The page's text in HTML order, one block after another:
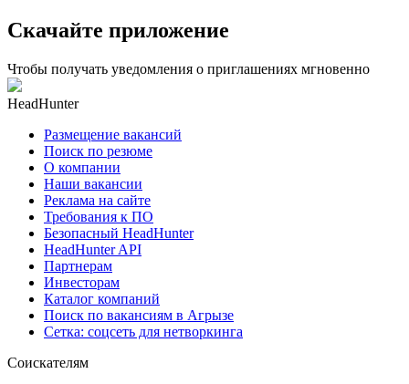
Скачайте приложение
Чтобы получать уведомления о приглашениях мгновенно
HeadHunter
Размещение вакансий
Поиск по резюме
О компании
Наши вакансии
Реклама на сайте
Требования к ПО
Безопасный HeadHunter
HeadHunter API
Партнерам
Инвесторам
Каталог компаний
Поиск по вакансиям в Агрызе
Сетка: соцсеть для нетворкинга
Соискателям